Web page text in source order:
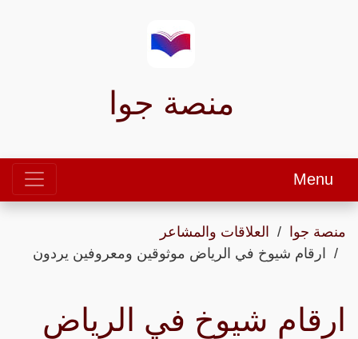
منصة جوا
Menu
منصة جوا
العلاقات والمشاعر
ارقام شيوخ في الرياض موثوقين ومعروفين يردون
ارقام شيوخ في الرياض